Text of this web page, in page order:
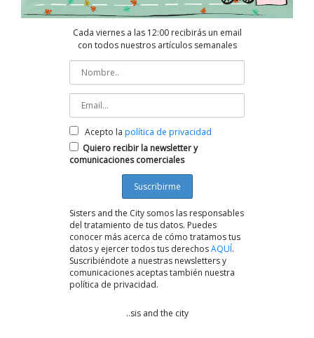
Cada viernes a las 12:00 recibirás un email
con todos nuestros artículos semanales
Acepto la política de privacidad
Quiero recibir la newsletter y
comunicaciones comerciales
Sisters and the City somos las responsables
del tratamiento de tus datos. Puedes
conocer más acerca de cómo tratamos tus
datos y ejercer todos tus derechosAQUÍ.
Suscribiéndote a nuestras newsletters y
comunicaciones aceptas también nuestra
política de privacidad.
..sis and the city